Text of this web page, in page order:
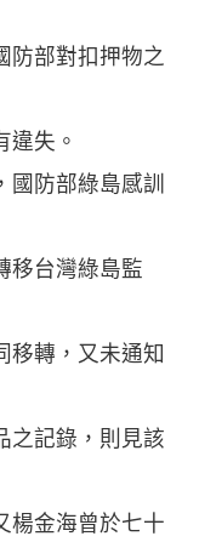
防部對扣押物之
違失。
防部綠島感訓
移台灣綠島監
移轉，又未通知
之記錄，則見該
楊金海曾於七十